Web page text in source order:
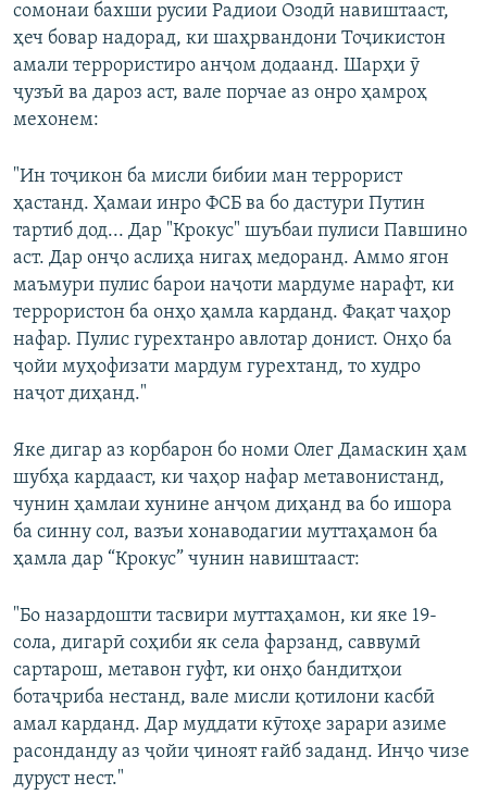
сомонаи бахши русии Радиои Озодӣ навиштааст,
ҳеч бовар надорад, ки шаҳрвандони Тоҷикистон
амали террористиро анҷом додаанд. Шарҳи ӯ
ҷузъӣ ва дароз аст, вале порчае аз онро ҳамроҳ
мехонем:
"Ин тоҷикон ба мисли бибии ман террорист
ҳастанд. Ҳамаи инро ФСБ ва бо дастури Путин
тартиб дод... Дар "Крокус" шуъбаи пулиси Павшино
аст. Дар онҷо аслиҳа нигаҳ медоранд. Аммо ягон
маъмури пулис барои наҷоти мардуме нарафт, ки
террористон ба онҳо ҳамла карданд. Фақат чаҳор
нафар. Пулис гурехтанро авлотар донист. Онҳо ба
ҷойи муҳофизати мардум гурехтанд, то худро
наҷот диҳанд."
Яке дигар аз корбарон бо номи Олег Дамаскин ҳам
шубҳа кардааст, ки чаҳор нафар метавонистанд,
чунин ҳамлаи хунине анҷом диҳанд ва бо ишора
ба синну сол, вазъи хонаводагии муттаҳамон ба
ҳамла дар “Крокус” чунин навиштааст:
"Бо назардошти тасвири муттаҳамон, ки яке 19-
сола, дигарӣ соҳиби як села фарзанд, саввумӣ
сартарош, метавон гуфт, ки онҳо бандитҳои
ботаҷриба нестанд, вале мисли қотилони касбӣ
амал карданд. Дар муддати кӯтоҳе зарари азиме
расонданду аз ҷойи ҷиноят ғайб заданд. Инҷо чизе
дуруст нест."